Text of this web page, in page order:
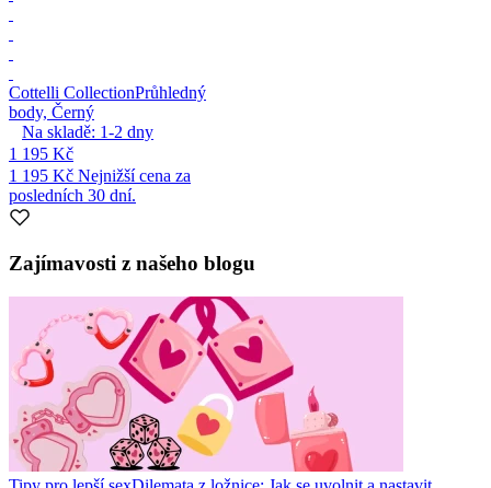
Cottelli CollectionPrůhledný
body, Černý
Na skladě: 1-2 dny
1 195 Kč
1 195 Kč Nejnižší cena za
posledních 30 dní.
Zajímavosti z našeho blogu